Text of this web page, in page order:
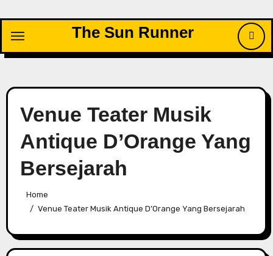
content
The Sun Runner
Venue Teater Musik
Antique D’Orange Yang
Bersejarah
Home
Venue Teater Musik Antique D’Orange Yang Bersejarah